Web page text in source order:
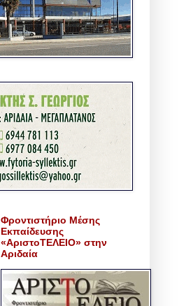
Φροντιστήριο Μέσης
Εκπαίδευσης
«ΑριστοΤΕΛΕΙΟ» στην
Αριδαία